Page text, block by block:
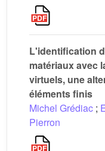
L'identification
matériaux avec
virtuels, une
éléments finis
Michel Grédiac ;
Pierron